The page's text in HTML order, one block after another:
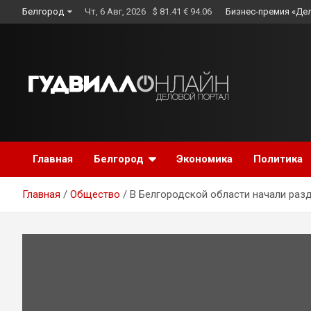
to
Белгород Чт, 6 Авг, 2026 $ 81.41 € 94.06 Бизнес-премия
Главная Белгород Экономика Политика
Главная Общество В Белгородской области начали